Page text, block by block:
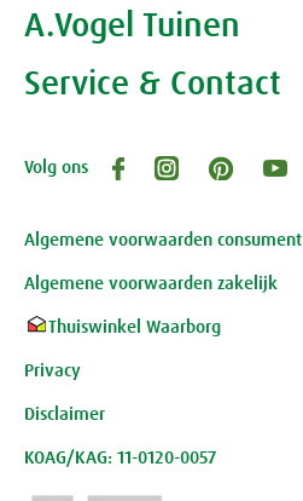
Gezondheidscoaches
Alfred Vogel
Waarom A.Vogel kiezen
A.Vogel Tuinen
Over A.Vogel tuinen
Openingstijden, route en adres
Service & Contact
Klantenservice webwinkel
Review-richtlijnen
Volg ons
Algemene voorwaarden consument
Algemene voorwaarden zakelijk
Thuiswinkel Waarborg
Privacy
Disclaimer
KOAG/KAG: 11-0120-0057